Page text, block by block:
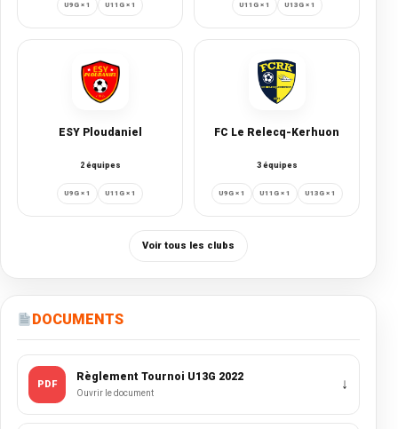
U9G × 1 U11G × 1 U11G × 1 U13G × 1
ESY Ploudaniel
2 équipes
U9G × 1 U11G × 1
FC Le Relecq-Kerhuon
3 équipes
U9G × 1 U11G × 1 U13G × 1
Voir tous les clubs
DOCUMENTS
PDF
Règlement Tournoi U13G 2022
Ouvrir le document ↓